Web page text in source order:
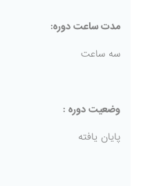
مدت ساعت دوره:
سه ساعت
وضعیت دوره :
پایان یافته